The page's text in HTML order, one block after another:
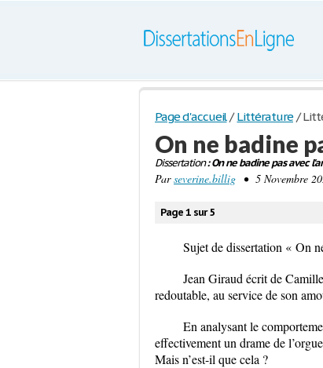
Page d'accueil / Littérature /
On ne badine
Dissertation: On ne badine pas avec
Parseverine.billig • 5 Novembre
Page 1 sur 5
Sujet de dissertation « On
Jean Giraud écrit de
redoutable, au service de son
En analysant le
effectivementun drame de
Mais n’est-il que cela ?